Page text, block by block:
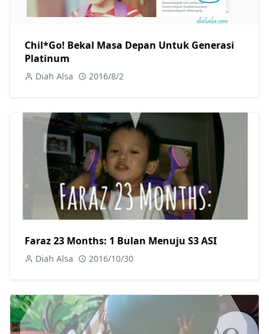
Chil*Go! Bekal Masa Depan Untuk Generasi
Platinum
Diah Alsa 2016/8/2
Faraz 23 Months: 1 Bulan Menuju S3 ASI
Diah Alsa 2016/10/30